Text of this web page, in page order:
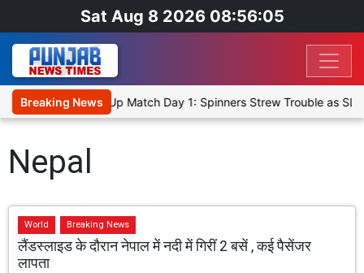
Sat Aug 8 2026 08:56:05
Breaking News
Cricket XI, Warm-Up Match Day 1: Spinners Strew Trouble as
Nepal
World Breaking News
लैंडस्लाइड के दौरान नेपाल में नदी में गिरीं 2 बसें , कई पैसेंजर
लापता